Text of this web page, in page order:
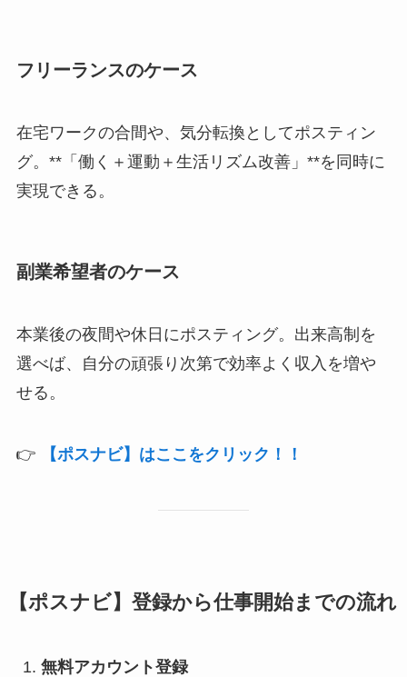
フリーランスのケース
在宅ワークの合間や、気分転換としてポスティン
グ。**「働く＋運動＋生活リズム改善」**を同時に
実現できる。
副業希望者のケース
本業後の夜間や休日にポスティング。出来高制を
選べば、自分の頑張り次第で効率よく収入を増や
せる。
👉 【ポスナビ】はここをクリック！！
【ポスナビ】登録から仕事開始までの流れ
無料アカウント登録